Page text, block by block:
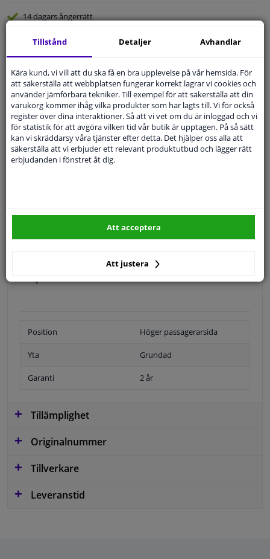
14 dagarsångerrätt
Expert Kundservice
Kundservice: Inte Tillgänglig Via Telefon
Ställ din fråga hos våra produktspecialister.
Frågor Och Svar
SÖK
Position Höger passagerarsida
Yta Grundad
Garanti 2 år
Tillämplighet
Originalnummer
Tillverkare
Leveranstid
Tillstånd Detaljer Avhandlar
Kära kund, vi vill att du ska få en bra upplevelse på vår hemsida. För
att säkerställa att webbplatsen fungerar korrekt lagrar vi cookies och
använder jämförbara tekniker. Till exempel för att säkerställa att din
varukorg kommer ihåg vilka produkter som har lagts till. Vi för också
register över dina interaktioner. Så att vi vet om du är inloggad och vi
för statistik för att avgöra vilken tid vår butik är upptagen. På så sätt
kan vi skräddarsy våra tjänster efter detta. Det hjälper oss alla att
säkerställa att vi erbjuder ett relevant produktutbud och lägger rätt
erbjudanden i fönstret åt dig.
Att justera
Att acceptera